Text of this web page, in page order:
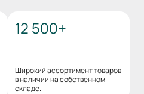
12 500+
Широкий ассортимент товаров
в наличии на собственном
складе.